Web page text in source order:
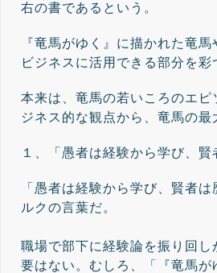
右の書であるという。
『竜馬がゆく』に描かれた竜
ビジネスに活用できる部分を彩
本来は、竜馬の若いころのエ
ジネス的な観点から、竜馬の最
１、「愚者は経験から学び、賢
「愚者は経験から学び、賢者
ルクの言葉だ。
職場で部下に経験論を振り回
要はない。むしろ、「『竜馬